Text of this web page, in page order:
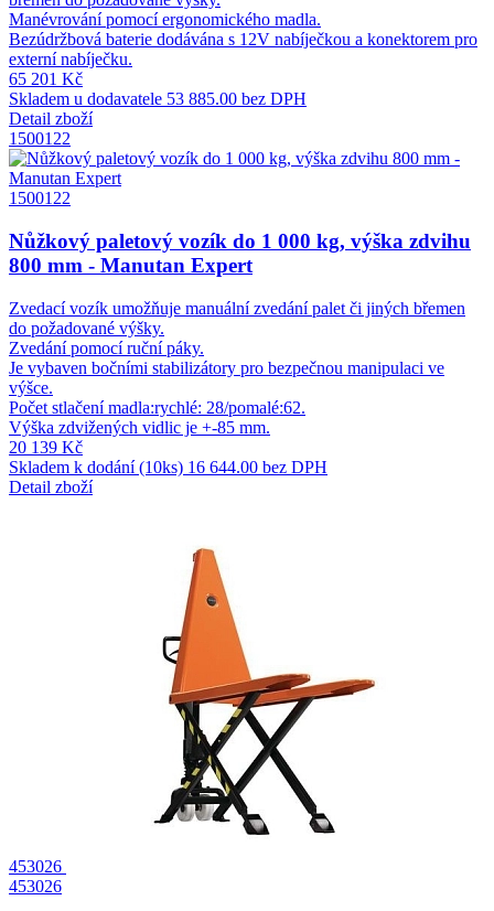
Manévrování pomocí ergonomického madla.
Bezúdržbová baterie dodávána s 12V nabíječkou a konektorem pro
externí nabíječku.
65 201 Kč
Skladem u dodavatele 53 885.00 bez DPH
Detail zboží
1500122
1500122
Nůžkový paletový vozík do 1 000 kg, výška zdvihu
800 mm - Manutan Expert
Zvedací vozík umožňuje manuální zvedání palet či jiných břemen
do požadované výšky.
Zvedání pomocí ruční páky.
Je vybaven bočními stabilizátory pro bezpečnou manipulaci ve
výšce.
Počet stlačení madla:rychlé: 28/pomalé:62.
Výška zdvižených vidlic je +-85 mm.
20 139 Kč
Skladem k dodání (10ks) 16 644.00 bez DPH
Detail zboží
453026
453026